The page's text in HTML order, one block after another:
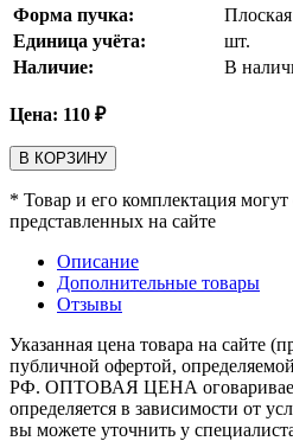
Форма пучка:
Плоская
Единица учёта:
шт.
Наличие:
В
Цена: 110 ₽
В КОРЗИНУ
* Товар и его комплектация могут
представленных на сайте
Описание
Дополнительные товары
Отзывы
Указанная цена товара на сайте
публичной офертой,
РФ. ОПТОВАЯ ЦЕНА
определяется в зависимости от
вы можете уточнить у